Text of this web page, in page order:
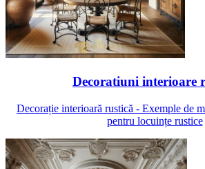
Decoratiuni interioare
Decorație interioară rustică - Exemple de
pentru locuințe rustice